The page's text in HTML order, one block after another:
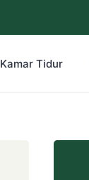
Kamar Tidur